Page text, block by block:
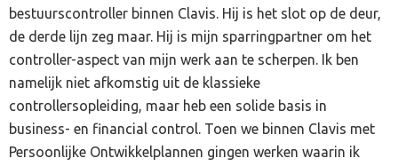
bestuurscontroller binnen Clavis. Hij is het slot op de deur,
de derde lijn zeg maar. Hij is mijn sparringpartner om het
controller-aspect van mijn werk aan te scherpen. Ik ben
namelijk niet afkomstig uit de klassieke
controllersopleiding, maar heb een solide basis in
business- en financial control. Toen we binnen Clavis met
Persoonlijke Ontwikkelplannen gingen werken waarin ik